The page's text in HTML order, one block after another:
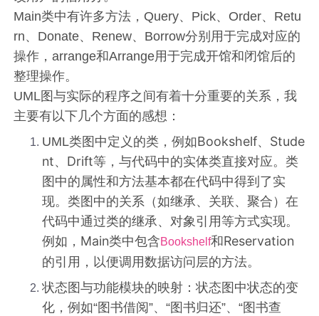
Main类中有许多方法，Query、Pick、Order、Retu
rn、Donate、Renew、Borrow分别用于完成对应的
操作，arrange和Arrange用于完成开馆和闭馆后的
整理操作。
UML图与实际的程序之间有着十分重要的关系，我
主要有以下几个方面的感想：
UML类图中定义的类，例如Bookshelf、 Stude
nt、 Drift等，与代码中的实体类直接对应。类
图中的属性和方法基本都在代码中得到了实
现。类图中的关系（如继承、关联、聚合）在
代码中通过类的继承、对象引用等方式实现。
例如， Main类中包含Bookshelf和Reservation
的引用，以便调用数据访问层的方法。
状态图与功能模块的映射：状态图中状态的变
化，例如“图书借阅”、“图书归还”、“图书查